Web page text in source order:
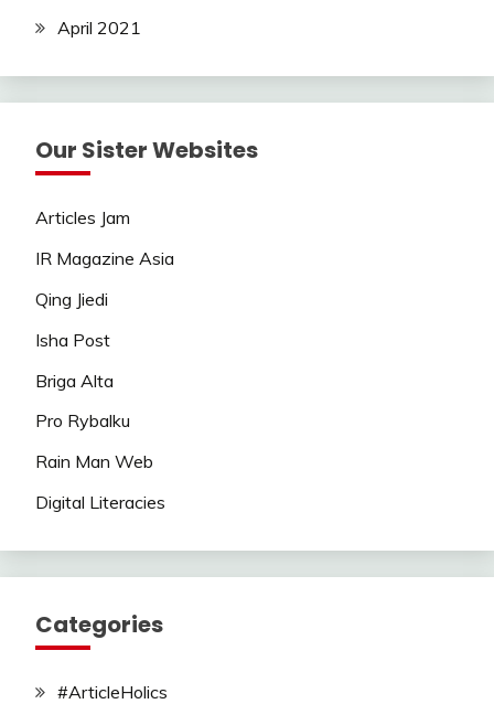
April 2021
Our Sister Websites
Articles Jam
IR Magazine Asia
Qing Jiedi
Isha Post
Briga Alta
Pro Rybalku
Rain Man Web
Digital Literacies
Categories
#ArticleHolics